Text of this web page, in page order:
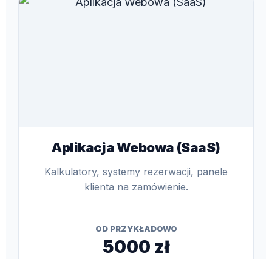
Aplikacja Webowa (SaaS)
Kalkulatory, systemy rezerwacji, panele
klienta na zamówienie.
OD PRZYKŁADOWO
5000 zł